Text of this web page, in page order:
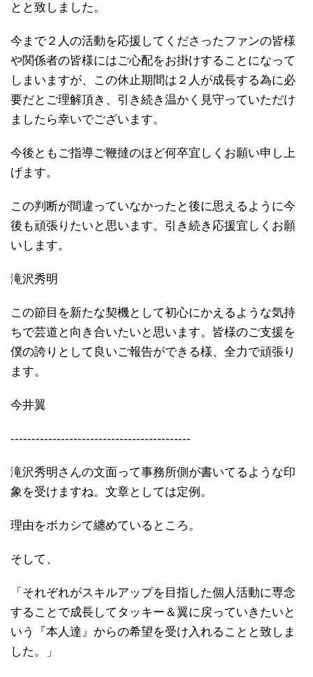
とと致しました。
今まで２人の活動を応援してくださったファンの皆様
や関係者の皆様にはご心配をお掛けすることになって
しまいますが、この休止期間は２人が成長する為に必
要だとご理解頂き、引き続き温かく見守っていただけ
ましたら幸いでございます。
今後ともご指導ご鞭撻のほど何卒宜しくお願い申し上
げます。
この判断が間違っていなかったと後に思えるように今
後も頑張りたいと思います。引き続き応援宜しくお願
いします。
滝沢秀明
この節目を新たな契機として初心にかえるような気持
ちで芸道と向き合いたいと思います。皆様のご支援を
僕の誇りとして良いご報告ができる様、全力で頑張り
ます。
今井翼
-------------------------------------------
滝沢秀明さんの文面って事務所側が書いてるような印
象を受けますね。文章としては定例。
理由をボカシて纏めているところ。
そして、
「それぞれがスキルアップを目指した個人活動に専念
することで成長してタッキー＆翼に戻っていきたいと
いう『本人達』からの希望を受け入れることと致しま
した。」